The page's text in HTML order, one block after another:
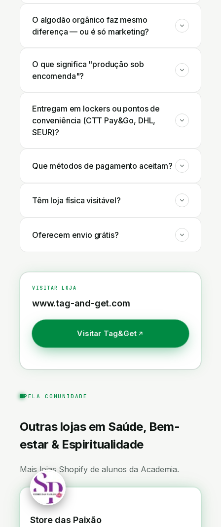
O algodão orgânico faz mesmo
diferença — ou é só marketing?
O que significa "produção sob
encomenda"?
Entregam em lockers ou pontos de
conveniência (CTT Pay&Go, DHL,
SEUR)?
Que métodos de pagamento aceitam?
Têm loja física visitável?
Oferecem envio grátis?
VISITAR LOJA
www.tag-and-get.com
Visitar Tag&Get
PELA COMUNIDADE
Outras lojas em Saúde, Bem-
estar & Espiritualidade
Mais lojas Shopify de alunos da Academia.
Store das Paixão